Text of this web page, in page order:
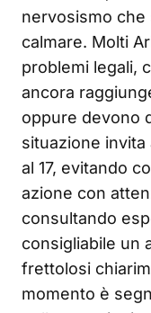
nervosismo che
calmare. Molti
problemi legali,
ancora
oppure devono
situazione
al 17, evitando
azione con
consultando
consigliabile un
frettolosi
momento è